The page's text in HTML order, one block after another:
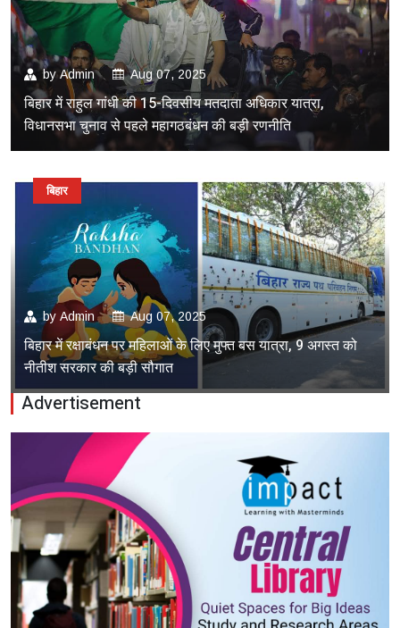
byAdmin Aug 07, 2025
बिहार में राहुल गांधी की 15-दिवसीय मतदाता अधिकार यात्रा,
विधानसभा चुनाव से पहले महागठबंधन की बड़ी रणनीति
by Admin Aug 07, 2025
बिहार में रक्षाबंधन पर महिलाओं के लिए मुफ्त बस यात्रा, 9 अगस्त को
नीतीश सरकार की बड़ी सौगात
बिहार
Advertisement